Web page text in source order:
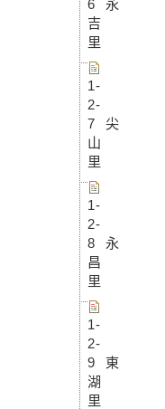
6 永
吉
里
1-
2-
7 尖
山
里
1-
2-
8 永
昌
里
1-
2-
9 東
湖
里